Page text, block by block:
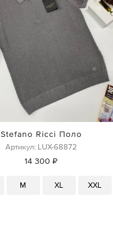
Stefano Ricci Поло
Артикул: LUX-68872
14 300 ₽
M XL XXL